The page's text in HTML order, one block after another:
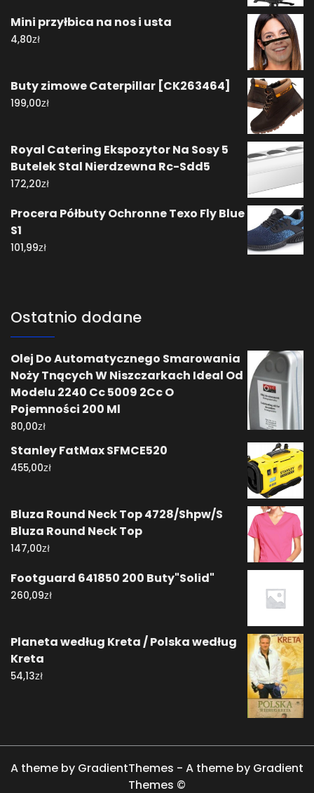
Mini przyłbica na nos i usta
4,80zł
Buty zimowe Caterpillar [CK263464]
199,00zł
Royal Catering Ekspozytor Na Sosy 5
Butelek Stal Nierdzewna Rc-Sdd5
172,20zł
Procera Półbuty Ochronne Texo Fly Blue
S1
101,99zł
Ostatnio dodane
Olej Do Automatycznego Smarowania
Noży Tnących W Niszczarkach Ideal Od
Modelu 2240 Cc 5009 2Cc O
Pojemności 200 Ml
80,00zł
Stanley FatMax SFMCE520
455,00zł
Bluza Round Neck Top 4728/Shpw/S
Bluza Round Neck Top
147,00zł
Footguard 641850 200 Buty"Solid"
260,09zł
Planeta według Kreta / Polska według
Kreta
54,13zł
A theme by GradientThemes - A theme by Gradient
Themes ©